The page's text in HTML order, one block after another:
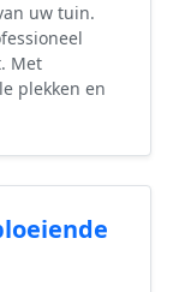
uw tuin.
Met
plekken en